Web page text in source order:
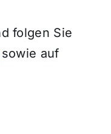
folgen Sie
sowie auf